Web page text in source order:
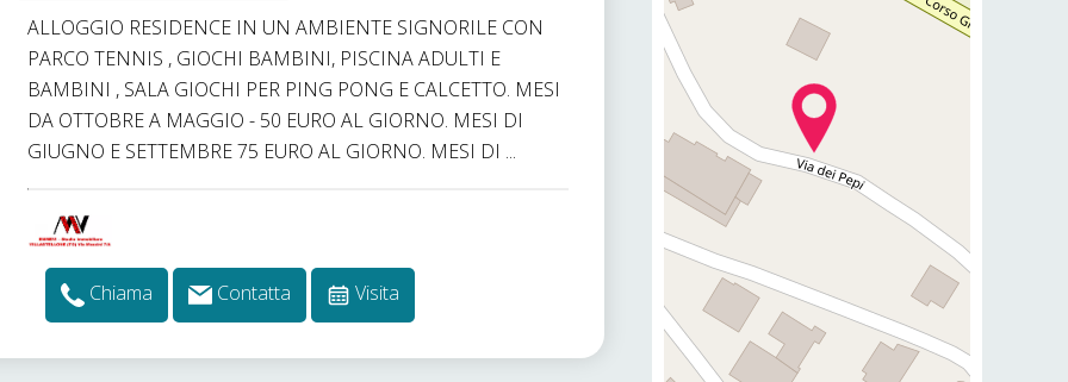
ALLOGGIO RESIDENCE IN UN AMBIENTE SIGNORILE CON
PARCO TENNIS , GIOCHI BAMBINI, PISCINA ADULTI E
BAMBINI , SALA GIOCHI PER PING PONG E CALCETTO. MESI
DA OTTOBRE A MAGGIO - 50 EURO AL GIORNO. MESI DI
GIUGNO E SETTEMBRE 75 EURO AL GIORNO. MESI DI ...
Chiama Contatta Visita